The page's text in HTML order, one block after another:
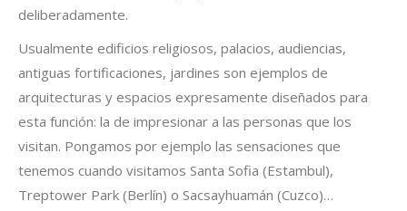
deliberadamente.
Usualmente edificios religiosos, palacios, audiencias,
antiguas fortificaciones, jardines son ejemplos de
arquitecturas y espacios expresamente diseñados para
esta función: la de impresionar a las personas que los
visitan. Pongamos por ejemplo las sensaciones que
tenemos cuando visitamos Santa Sofia (Estambul),
Treptower Park (Berlín) o Sacsayhuamán (Cuzco)…
Estas